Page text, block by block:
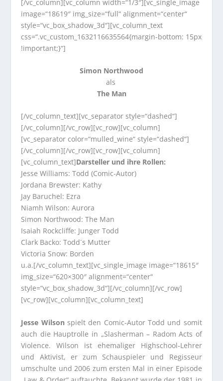
[/vc_column][vc_column width=“1/3″][vc_single_image
image=“18619″ img_size=“full“ alignment=“center“
style=“vc_box_shadow_3d“][vc_column_text
css=“.vc_custom_1632116635564{margin-bottom: 15px
!important;}“]
Simon Northwood
als
The Man
[/vc_column_text][vc_separator style=“dashed“]
[/vc_column][/vc_row][vc_row][vc_column]
[vc_separator color=“mulled_wine“ style=“dashed“]
[/vc_column][/vc_row][vc_row][vc_column]
[vc_column_text]Darsteller und ihre Rollen:
Jesse Williams: Todd (Comic-Autor)
Jordana Brewster: Kathy
Jay Baruchel: Ezra
Niamh Wilson: Aurora
Simon Northwood: The Man
Isaiah Rockcliffe: Junger Todd
Clark Backo: Todd´s Mutter
Victoria Snow: Borden
u.a.[/vc_column_text][vc_single_image image=“18615″
img_size=“620×300″ alignment=“center“
style=“vc_box_shadow_3d“][/vc_column][/vc_row]
[vc_row][vc_column][vc_column_text]
Jesse Wilson spielt den Comic-Autor Todd und somit
auch die Hauptrolle in „Slasherman – Radom Acts of
Violence. Wilson ist ehemaliger Highschool-Lehrer
und Aktivist, er zum Schauspieler und Regisseur
umschulte und 2006 zum ersten Mal in einer Episode